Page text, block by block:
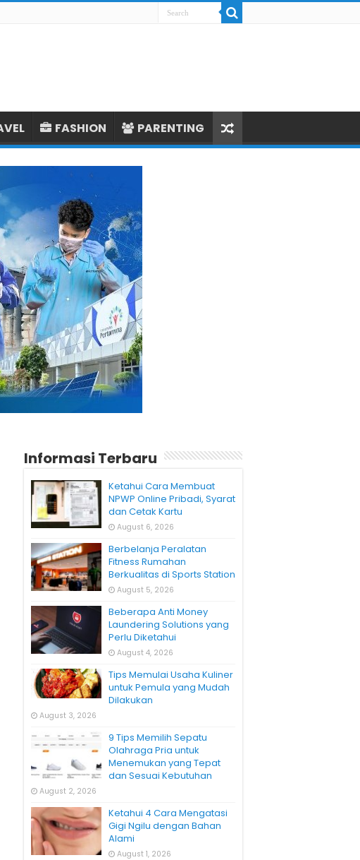
FASHION PARENTING
Informasi Terbaru
Ketahui Cara Membuat
NPWP Online Pribadi, Syarat
dan Cetak Kartu
August 6, 2026
Berbelanja Peralatan
Fitness Rumahan
Berkualitas di Sports Station
August 5, 2026
Beberapa Anti Money
Laundering Solutions yang
Perlu Diketahui
August 4, 2026
Tips Memulai Usaha Kuliner
untuk Pemula yang Mudah
Dilakukan
August 3, 2026
9 Tips Memilih Sepatu
Olahraga Pria untuk
Menemukan yang Tepat
dan Sesuai Kebutuhan
August 2, 2026
Ketahui 4 Cara Mengatasi
Gigi Ngilu dengan Bahan
Alami
August 1, 2026